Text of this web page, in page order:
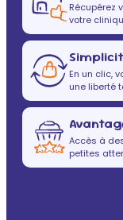
Récupérez
votre
En un clic,
une liberté
Accès à
petites